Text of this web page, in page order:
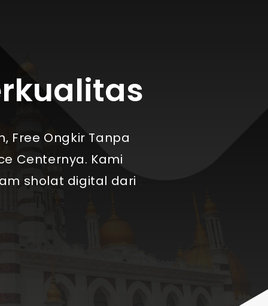
Free Ongkir Tanpa
Centernya. Kami
sholat digital dari